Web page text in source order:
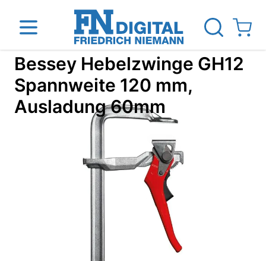
Direkt zum Inhalt
Das Unternehmen Standorte
View
Bessey Hebelzwinge GH12
Spannweite 120 mm,
Ausladung 60mm